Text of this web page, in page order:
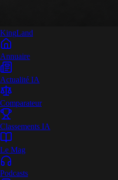
KingLand
Annuaire
Actualité IA
Comparateur
Classements IA
Le Mag
Podcasts